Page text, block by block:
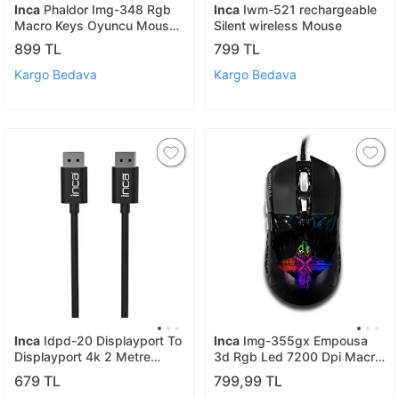
Inca Phaldor Img-348 Rgb
Macro Keys Oyuncu Mouse
Img348
899 TL
Kargo Bedava
Inca Iwm-521 rechargeable
Silent wireless Mouse
799 TL
Kargo Bedava
Inca Idpd-20 Displayport To
Displayport 4k 2 Metre
Kablo Idpd-20
679 TL
Inca Img-355gx Empousa
3d Rgb Led 7200 Dpi Macro
Keys Private Gaming Mouse
Img-355gx
799,99 TL